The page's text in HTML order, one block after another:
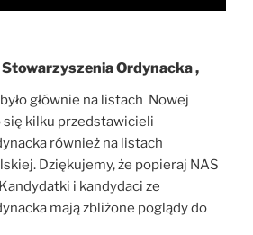
Ordynacka ,
głównie na listach Nowej
się kilku przedstawicieli
również na listach
Dziękujemy, że popieraj NAS
i kandydaci ze
mają zbliżone poglądy do